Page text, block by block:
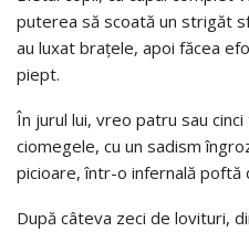
puterea să scoată un strigăt
au luxat braţele, apoi făcea
piept.
În jurul lui, vreo patru sau
ciomegele, cu un sadism
picioare, într-o infernală poftă
După câteva zeci de lovituri,